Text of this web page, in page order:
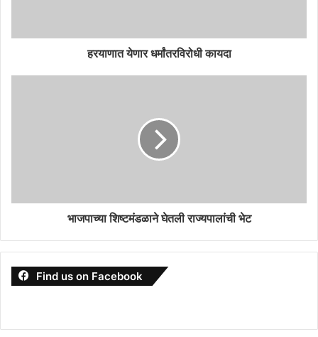
हरयाणात येणार धर्मांतरविरोधी कायदा
भाजपाच्या शिष्टमंडळाने घेतली राज्यपालांची भेट
Find us on Facebook